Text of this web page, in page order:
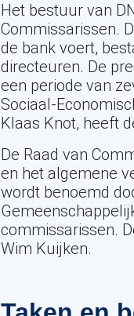
Het bestuur van
Commissarissen.
de bank voert,
directeuren. De
een periode van
Sociaal-
Klaas Knot, heeft
De Raad van
en het algemene
wordt benoemd
commissarissen.
Wim Kuijken.